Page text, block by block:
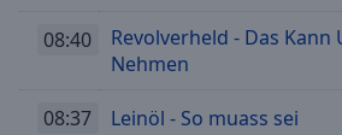
08:40
Revolverheld - Das Kann
Nehmen
08:37 Leinöl - So muass sei